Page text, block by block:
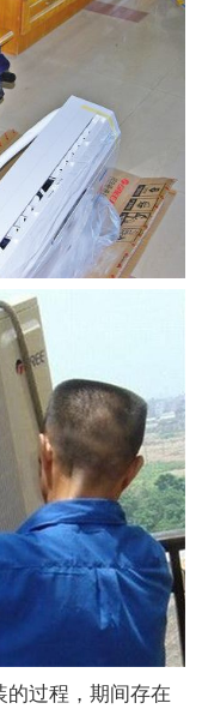
的过程，期间存在